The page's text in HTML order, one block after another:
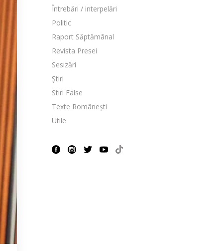
Întrebări / interpelări
Politic
Raport Săptămânal
Revista Presei
Sesizări
Știri
Stiri False
Texte Românești
Utile